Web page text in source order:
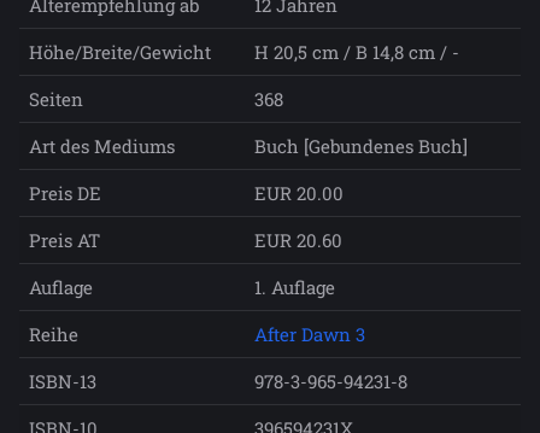
Höhe/Breite/Gewicht
H 20,5 cm / B 14,8 cm / -
Seiten
368
Art des Mediums
Buch [Gebundenes Buch]
Preis DE
EUR 20.00
Preis AT
EUR 20.60
Auflage
1. Auflage
Reihe
After Dawn 3
ISBN-13
978-3-965-94231-8
ISBN-10
396594231X